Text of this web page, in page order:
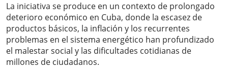
La iniciativa se produce en un contexto de prolongado
deterioro económico en Cuba, donde la escasez de
productos básicos, la inflación y los recurrentes
problemas en el sistema energético han profundizado
el malestar social y las dificultades cotidianas de
millones de ciudadanos.